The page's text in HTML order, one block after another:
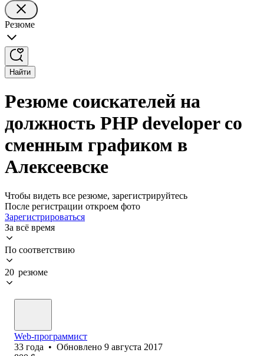
Резюме
Найти
Резюме соискателей на
должность PHP developer со
сменным графиком в
Алексеевске
Чтобы видеть все резюме, зарегистрируйтесь
После регистрации откроем фото
Зарегистрироваться
За всё время
По соответствию
20 резюме
Web-программист
33 года • Обновлено 9 августа 2017